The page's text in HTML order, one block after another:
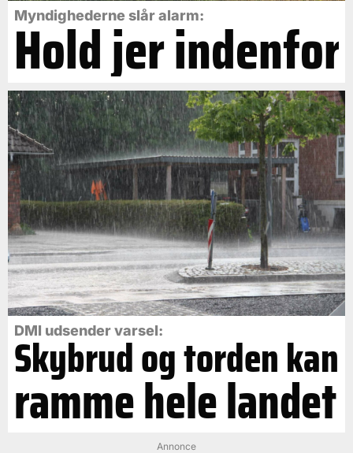
Myndighederne slår alarm:
Hold jer indenfor
DMI udsender varsel:
Skybrud og torden kan
ramme hele landet
Annonce